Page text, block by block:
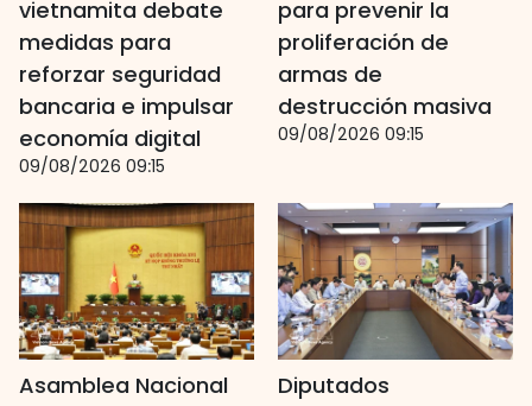
vietnamita debate
medidas para
reforzar seguridad
bancaria e impulsar
economía digital
09/08/2026 09:15
para prevenir la
proliferación de
armas de
destrucción masiva
09/08/2026 09:15
Asamblea Nacional
Diputados